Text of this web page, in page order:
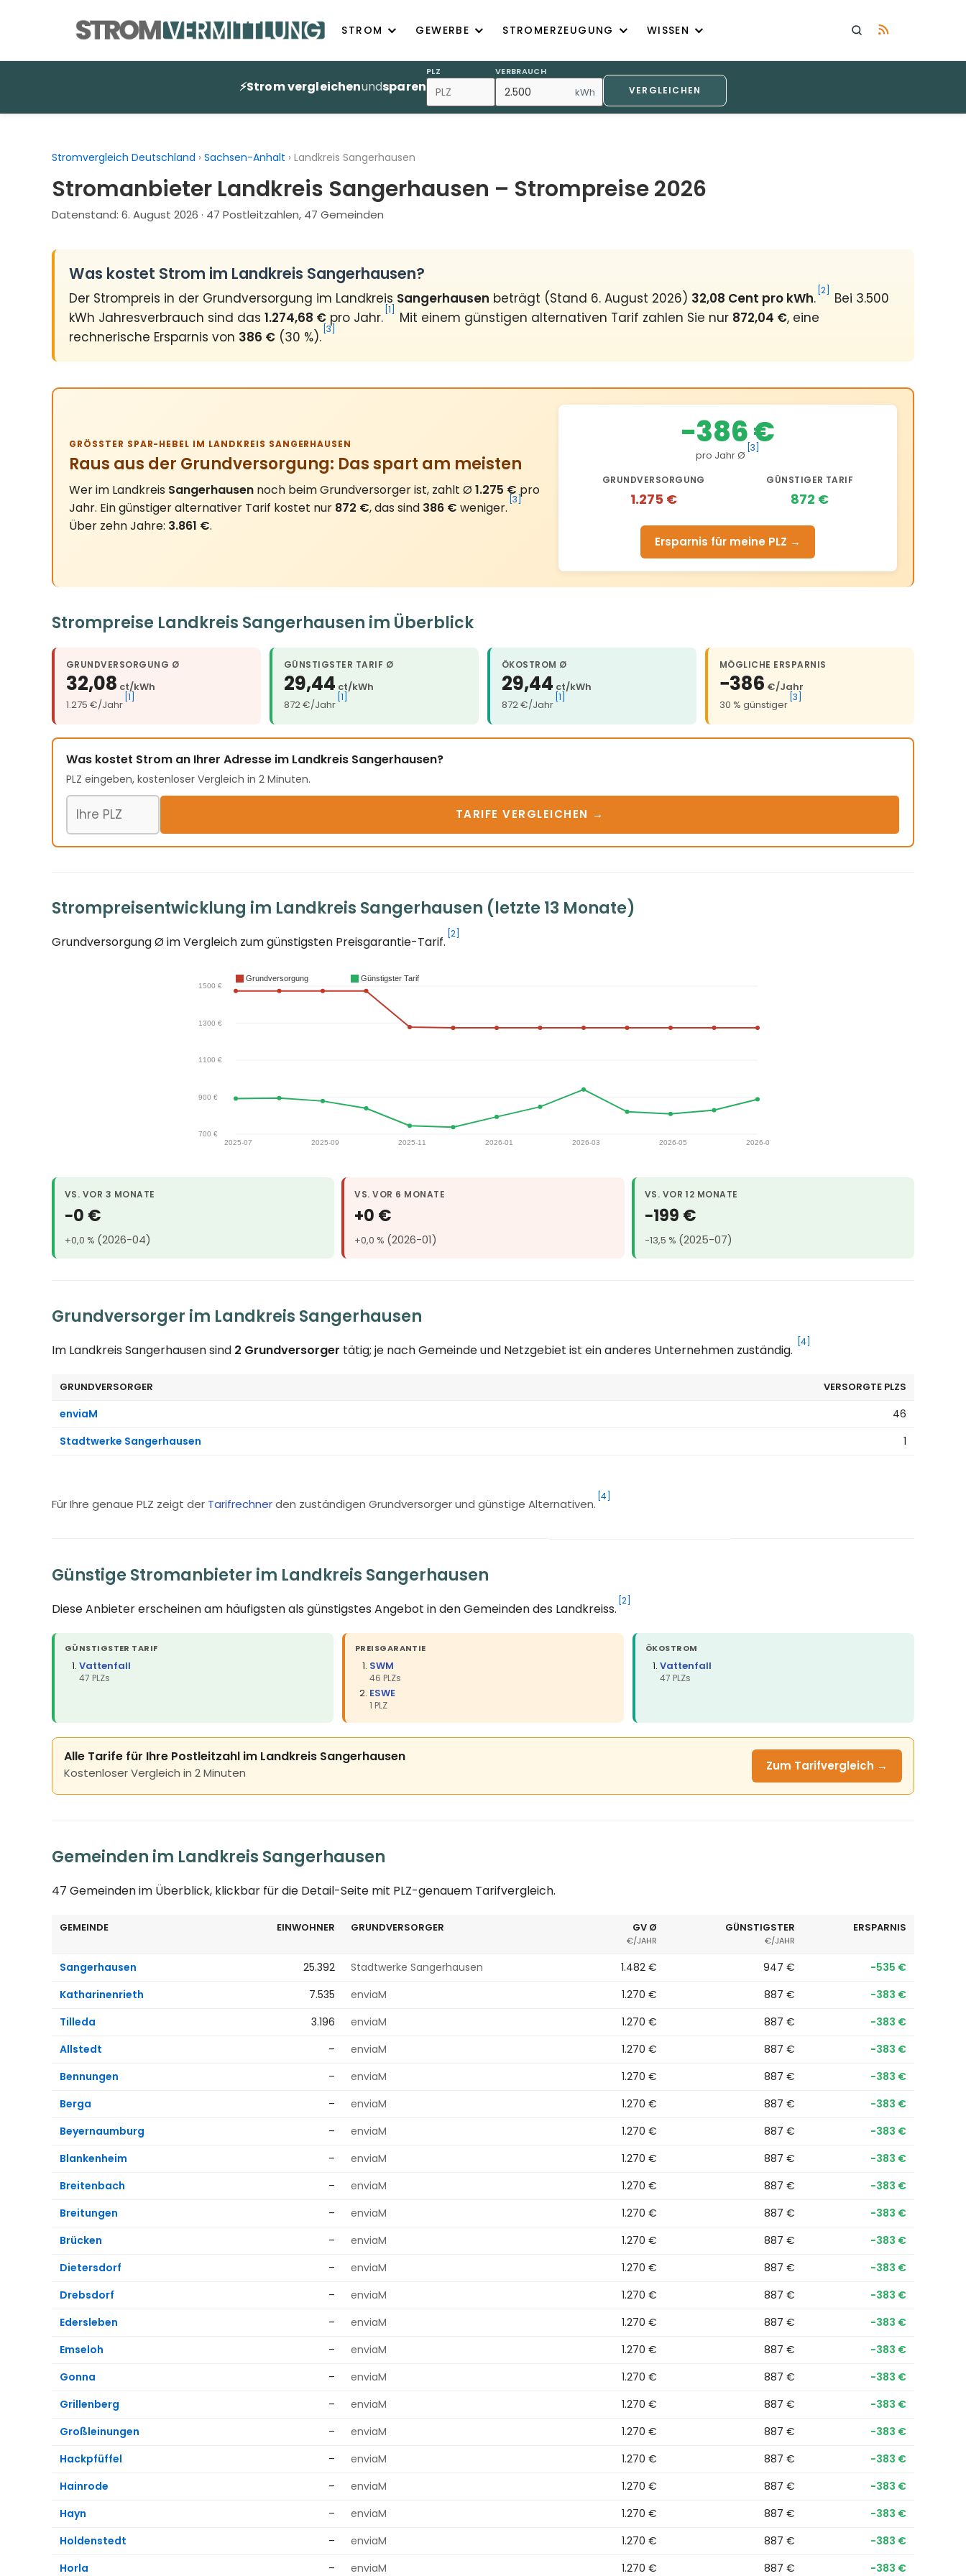
STROM GEWERBE STROMERZEUGUNG WISSEN
⚡Strom vergleichenundsparen
PLZ VERBRAUCH
kWh VERGLEICHEN
Stromvergleich Deutschland › Sachsen-Anhalt › Landkreis Sangerhausen
Stromanbieter Landkreis Sangerhausen – Strompreise 2026
Datenstand: 6. August 2026 · 47 Postleitzahlen, 47 Gemeinden
Was kostet Strom im Landkreis Sangerhausen?
Der Strompreis in der Grundversorgung im Landkreis Sangerhausen beträgt (Stand 6. August 2026) 32,08 Cent pro kWh. [2]
Bei 3.500
kWh Jahresverbrauch sind das 1.274,68 € pro Jahr. [1] Mit einem günstigen alternativen Tarif zahlen Sie nur 872,04 €, eine
rechnerische Ersparnis von 386 € (30 %). [3]
GRÖSSTER SPAR-HEBEL IM LANDKREIS SANGERHAUSEN
Raus aus der Grundversorgung: Das spart am meisten
Wer im Landkreis Sangerhausen noch beim Grundversorger ist, zahlt Ø1.275 €pro
Jahr. Ein günstiger alternativer Tarif kostet nur 872 €, das sind 386 € weniger. [3]
Über zehn Jahre: 3.861 €.
−386 €
pro Jahr Ø
[3]
GRUNDVERSORGUNG
1.275 €
GÜNSTIGER TARIF
872 €
Ersparnis für meine PLZ →
Strompreise Landkreis Sangerhausen im Überblick
GRUNDVERSORGUNG Ø
32,08 ct/kWh
1.275 €/Jahr
[1]
GÜNSTIGSTER TARIF Ø
29,44 ct/kWh
872 €/Jahr
[1]
ÖKOSTROM Ø
29,44 ct/kWh
872 €/Jahr
[1]
MÖGLICHE ERSPARNIS
−386 €/Jahr
30 % günstiger
[3]
Was kostet Strom an Ihrer Adresse im Landkreis Sangerhausen?
PLZ eingeben, kostenloser Vergleich in 2 Minuten.
Postleitzahl
TARIFE VERGLEICHEN →
Strompreisentwicklung im Landkreis Sangerhausen (letzte 13 Monate)
Grundversorgung Ø im Vergleich zum günstigsten Preisgarantie-Tarif. [2]
VS. VOR 3 MONATE
−0 €
+0,0 % (2026-04)
VS. VOR 6 MONATE
+0 €
+0,0 % (2026-01)
VS. VOR 12 MONATE
−199 €
−13,5 % (2025-07)
Grundversorger im Landkreis Sangerhausen
Im Landkreis Sangerhausen sind 2 Grundversorger tätig; je nach Gemeinde und Netzgebiet ist ein anderes Unternehmen zuständig. [4]
GRUNDVERSORGER VERSORGTE PLZS
enviaM
46
Stadtwerke Sangerhausen
1
Für Ihre genaue PLZ zeigt der Tarifrechnerden zuständigen Grundversorger und günstige Alternativen.
[4]
Günstige Stromanbieter im Landkreis Sangerhausen
Diese Anbieter erscheinen am häufigsten als günstigstes Angebot in den Gemeinden des Landkreiss. [2]
GÜNSTIGSTER TARIF
Vattenfall
47 PLZs
PREISGARANTIE
SWM
46 PLZs
ESWE
1 PLZ
ÖKOSTROM
Vattenfall
47 PLZs
Alle Tarife für Ihre Postleitzahl im Landkreis Sangerhausen
Kostenloser Vergleich in 2 Minuten Zum Tarifvergleich →
Gemeinden im Landkreis Sangerhausen
47 Gemeinden im Überblick, klickbar für die Detail-Seite mit PLZ-genauem Tarifvergleich.
GEMEINDE EINWOHNER GRUNDVERSORGER GV Ø
€/JAHR
GÜNSTIGSTER
€/JAHR
ERSPARNIS
Sangerhausen 25.392 Stadtwerke Sangerhausen 1.482 € 947 €
−535 €
Katharinenrieth
7.535 enviaM 1.270 € 887 €
−383 €
Tilleda
3.196 enviaM 1.270 € 887 €
−383 €
Allstedt
– enviaM 1.270 € 887 €
−383 €
Bennungen
– enviaM 1.270 € 887 €
−383 €
Berga
– enviaM 1.270 € 887 €
−383 €
Beyernaumburg
– enviaM 1.270 € 887 €
−383 €
Blankenheim
– enviaM 1.270 € 887 €
−383 €
Breitenbach
– enviaM 1.270 € 887 €
−383 €
Breitungen
– enviaM 1.270 € 887 €
−383 €
Brücken
– enviaM 1.270 € 887 €
−383 €
Dietersdorf
– enviaM 1.270 € 887 €
−383 €
Drebsdorf
– enviaM 1.270 € 887 €
−383 €
Edersleben
– enviaM 1.270 € 887 €
−383 €
Emseloh
– enviaM 1.270 € 887 €
−383 €
Gonna
– enviaM 1.270 € 887 €
−383 €
Grillenberg
– enviaM 1.270 € 887 €
−383 €
Großleinungen
– enviaM 1.270 € 887 €
−383 €
Hackpfüffel
– enviaM 1.270 € 887 €
−383 €
Hainrode
– enviaM 1.270 € 887 €
−383 €
Hayn
– enviaM 1.270 € 887 €
−383 €
Holdenstedt
– enviaM 1.270 € 887 €
−383 €
Horla
– enviaM 1.270 € 887 € −383 €